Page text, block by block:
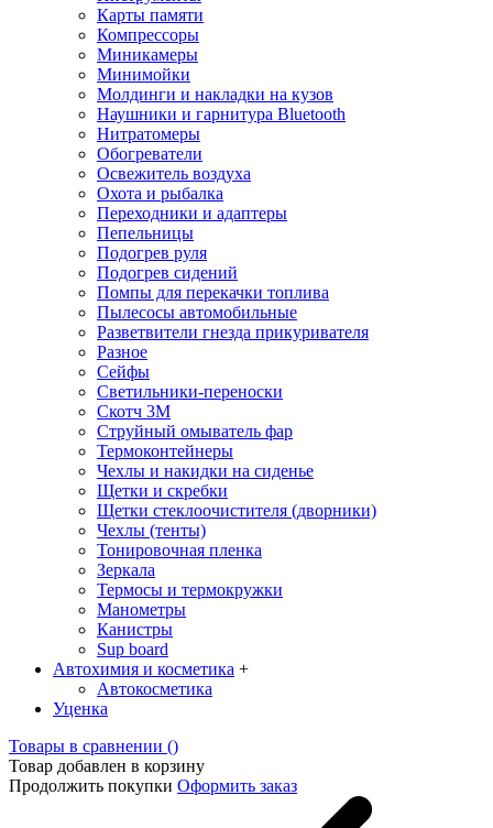
Карты памяти
Компрессоры
Миникамеры
Минимойки
Молдинги и накладки на кузов
Наушники и гарнитура Bluetooth
Нитратомеры
Обогреватели
Освежитель воздуха
Охота и рыбалка
Переходники и адаптеры
Пепельницы
Подогрев руля
Подогрев сидений
Помпы для перекачки топлива
Пылесосы автомобильные
Разветвители гнезда прикуривателя
Разное
Сейфы
Светильники-переноски
Скотч 3М
Струйный омыватель фар
Термоконтейнеры
Чехлы и накидки на сиденье
Щетки и скребки
Щетки стеклоочистителя (дворники)
Чехлы (тенты)
Тонировочная пленка
Зеркалa
Термосы и термокружки
Манометры
Канистры
Sup board
Автохимия и косметика +
Автокосметика
Уценка
Товары в сравнении ()
Товар добавлен в корзину
Продолжить покупки Оформить заказ